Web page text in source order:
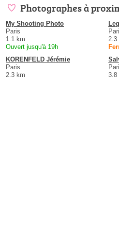
Photographes à
My Shooting Photo
Paris
1.1 km
Ouvert jusqu'à 19h
2.3
KORENFELD Jérémie
Paris
2.3 km
3.8